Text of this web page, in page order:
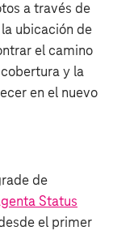
a través de
ubicación de
el camino
y la
en el nuevo
de
Status
el primer